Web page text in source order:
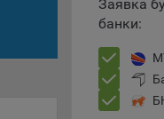
Заявка
банки: